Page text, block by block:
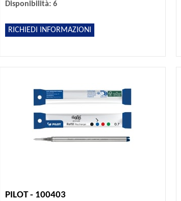
Disponibilità: 6
RICHIEDI INFORMAZIONI
PILOT - 100403